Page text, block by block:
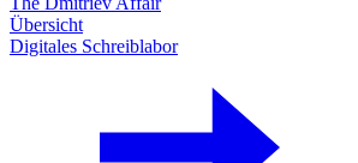
Übersicht
Digitales Schreiblabor